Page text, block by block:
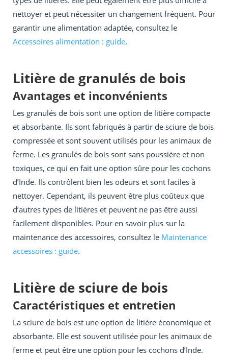
nettoyer et peut nécessiter un changement fréquent. Pour
garantir une alimentation adaptée, consultez le
Accessoires alimentation : guide.
Litière de granulés de bois
Avantages et inconvénients
Les granulés de bois sont une option de litière compacte
et absorbante. Ils sont fabriqués à partir de sciure de bois
compressée et sont souvent utilisés pour les animaux de
ferme. Les granulés de bois sont sans poussière et non
toxiques, ce qui en fait une option sûre pour les cochons
d’Inde. Ils contrôlent bien les odeurs et sont faciles à
nettoyer. Cependant, ils peuvent être plus coûteux que
d’autres types de litières et peuvent ne pas être aussi
facilement disponibles. Pour en savoir plus sur la
maintenance des accessoires, consultez le Maintenance
accessoires : guide.
Litière de sciure de bois
Caractéristiques et entretien
La sciure de bois est une option de litière économique et
absorbante. Elle est souvent utilisée pour les animaux de
ferme et peut être une option pour les cochons d’Inde.